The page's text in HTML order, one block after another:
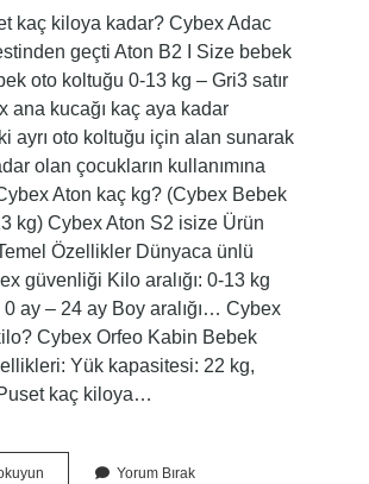
kaç kiloya kadar? Cybex Adac
geçti Aton B2 I Size bebek
oto koltuğu 0-13 kg – Gri3 satır
ana kucağı kaç aya kadar
ayrı oto koltuğu için alan sunarak
olan çocukların kullanımına
Aton kaç kg? (Cybex Bebek
kg) Cybex Aton S2 isize Ürün
Özellikler Dünyaca ünlü
güvenliği Kilo aralığı: 0-13 kg
0 ay – 24 ay Boy aralığı… Cybex
Cybex Orfeo Kabin Bebek
Yük kapasitesi: 22 kg,
kaç kiloya…
Cybex
Yorum Bırak